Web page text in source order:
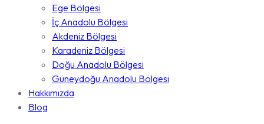
Ege Bölgesi
İç Anadolu Bölgesi
Akdeniz Bölgesi
Karadeniz Bölgesi
Doğu Anadolu Bölgesi
Güneydoğu Anadolu Bölgesi
Hakkımızda
Blog